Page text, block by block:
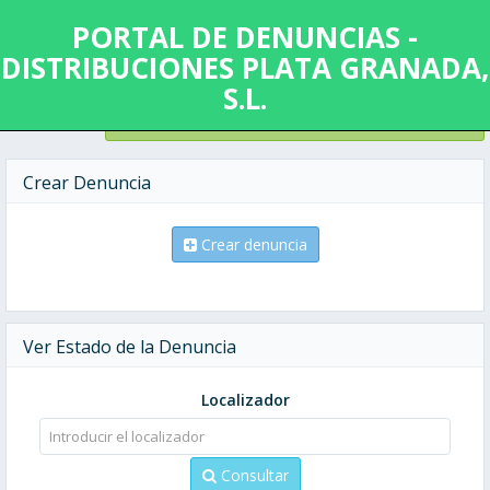
PORTAL DE DENUNCIAS -
DISTRIBUCIONES PLATA GRANADA,
S.L.
Crear Denuncia
Crear denuncia
Ver Estado de la Denuncia
Localizador
Consultar